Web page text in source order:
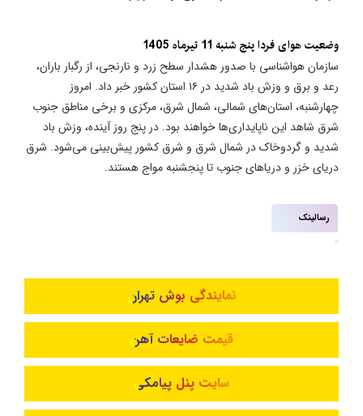
وضعیت هوای فردا پنج شنبه 11 تیرماه 1405
سازمان هواشناسی با صدور هشدار سطح زرد و نارنجی، از رگبار باران،
رعد و برق و وزش باد شدید در ۱۶ استان کشور خبر داد. امروز
چهارشنبه، استان‌های شمالی، شمال شرق، مرکزی و برخی مناطق جنوب
شرق شاهد این ناپایداری‌ها خواهند بود. در پنج روز آینده، وزش باد
شدید و گردوخاک در شمال شرق و شرق کشور پیش‌بینی می‌شود. شرق
دریای خزر و دریاهای جنوب تا پنجشنبه مواج هستند.
رسالینک
نمایندگی بوش تهران
قیمت ضایعات آهن
سایت پنل پیامکی